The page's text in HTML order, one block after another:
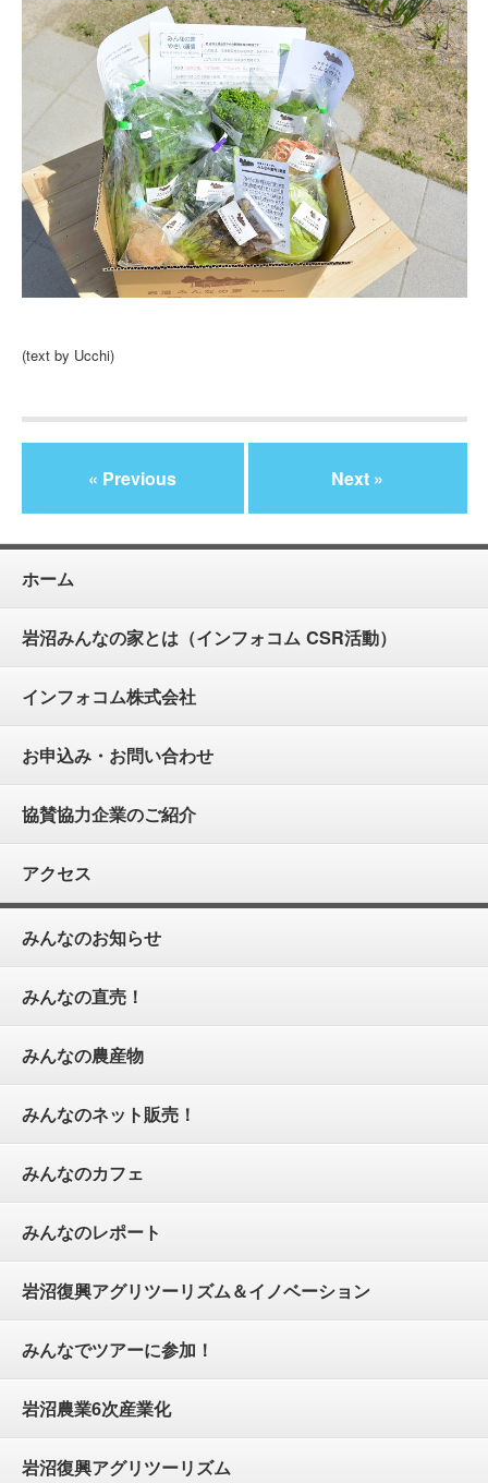
(text by Ucchi)
« Previous Next »
ホーム
岩沼みんなの家とは（インフォコム CSR活動）
インフォコム株式会社
お申込み・お問い合わせ
協賛協力企業のご紹介
アクセス
みんなのお知らせ
みんなの直売！
みんなの農産物
みんなのネット販売！
みんなのカフェ
みんなのレポート
岩沼復興アグリツーリズム＆イノベーション
みんなでツアーに参加！
岩沼農業6次産業化
岩沼復興アグリツーリズム